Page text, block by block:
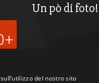
Un pò di foto!
del nostro sito